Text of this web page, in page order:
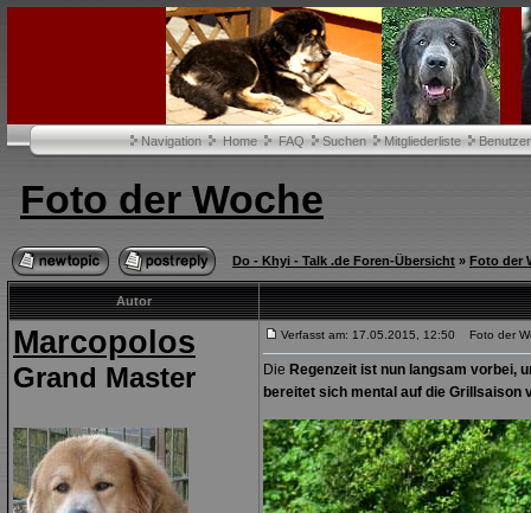
Navigation Home FAQ Suchen Mitgliederliste
Foto der Woche
Do - Khyi - Talk .de Foren-Übersicht » Foto der
Autor
Marcopolos
Grand Master
Verfasst am: 17.05.2015, 12:50 Foto der
Die Regenzeit ist nun langsam vorbei,
bereitet sich mental auf die Grillsaison